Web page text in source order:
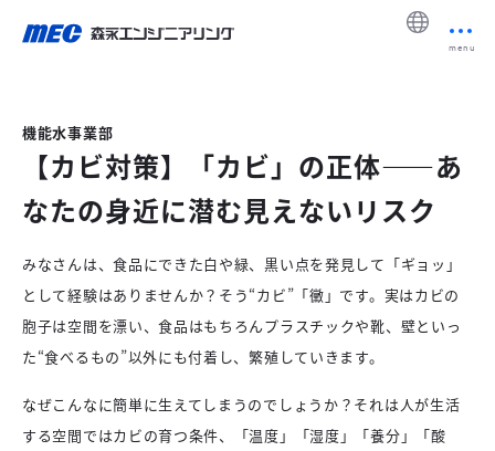
機能水事業部
【カビ対策】「カビ」の正体——あ
なたの身近に潜む見えないリスク
みなさんは、食品にできた白や緑、黒い点を発見して「ギョッ」
として経験はありませんか？そう“カビ”「黴」です。実はカビの
胞子は空間を漂い、食品はもちろんプラスチックや靴、壁といっ
た“食べるもの”以外にも付着し、繁殖していきます。
なぜこんなに簡単に生えてしまうのでしょうか？それは人が生活
する空間ではカビの育つ条件、「温度」「湿度」「養分」「酸
menu